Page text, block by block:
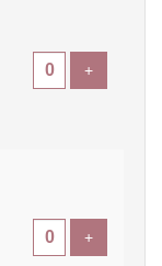
+Voeg
+Voeg